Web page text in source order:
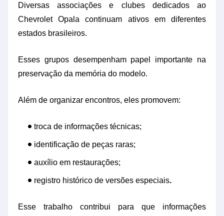
Diversas associações e clubes dedicados ao
Chevrolet Opala continuam ativos em diferentes
estados brasileiros.
Esses grupos desempenham papel importante na
preservação da memória do modelo.
Além de organizar encontros, eles promovem:
troca de informações técnicas;
identificação de peças raras;
auxílio em restaurações;
registro histórico de versões especiais.
Esse trabalho contribui para que informações